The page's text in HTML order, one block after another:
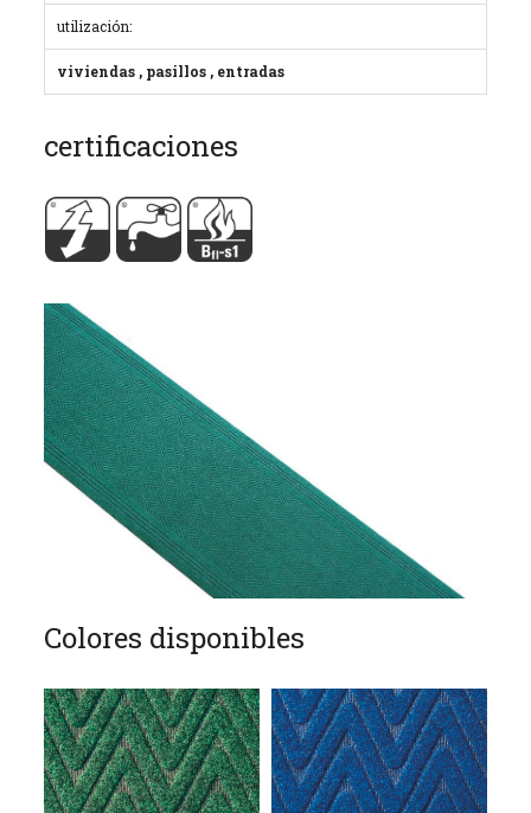
utilización:
viviendas , pasillos , entradas
certificaciones
Colores disponibles